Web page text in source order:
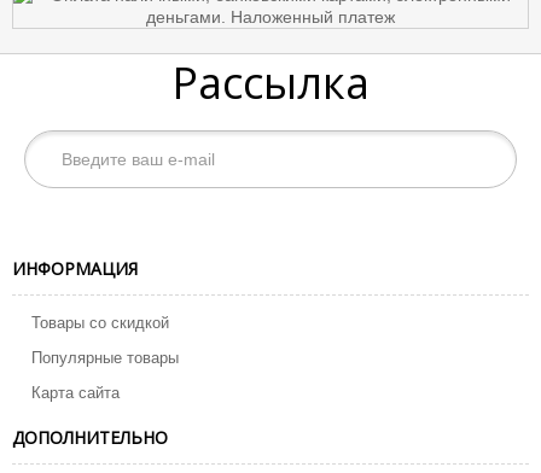
Рассылка
ИНФОРМАЦИЯ
Товары со скидкой
Популярные товары
Карта сайта
ДОПОЛНИТЕЛЬНО